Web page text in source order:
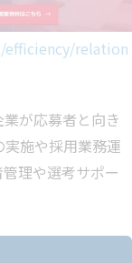
relation
が応募者と向き
施や採用業務運
理や選考サポー